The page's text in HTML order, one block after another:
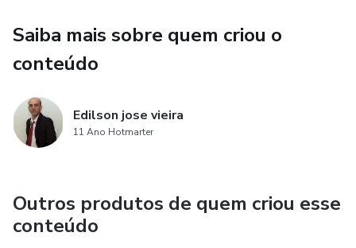
Saiba mais sobre quem criou o
conteúdo
Edilson jose vieira
11 Ano Hotmarter
Outros produtos de quem criou esse
conteúdo